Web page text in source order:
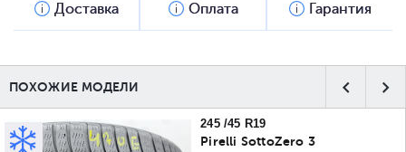
Доставка Оплата Гарантия
ПОХОЖИЕ МОДЕЛИ
245 /45 R19
Pirelli SottoZero 3